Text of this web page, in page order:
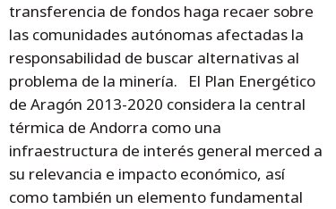
transferencia de fondos haga recaer sobre
las comunidades autónomas afectadas la
responsabilidad de buscar alternativas al
problema de la minería. El Plan Energético
de Aragón 2013-2020 considera la central
térmica de Andorra como una
infraestructura de interés general merced a
su relevancia e impacto económico, así
como también un elemento fundamental